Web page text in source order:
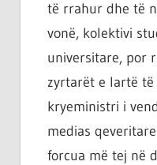
të rrahur dhe të
vonë, kolektivi
universitare, por
zyrtarët e lartë të
kryeministri i
medias
forcua më tej në